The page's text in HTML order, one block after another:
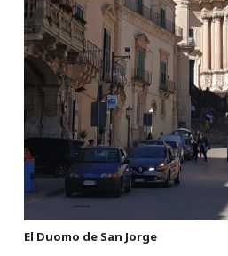
El Duomo de San Jorge